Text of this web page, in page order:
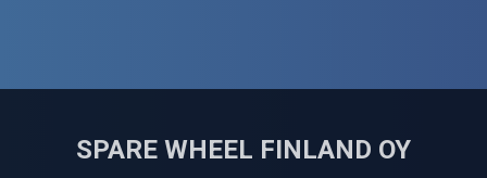
SPARE WHEEL FINLAND OY